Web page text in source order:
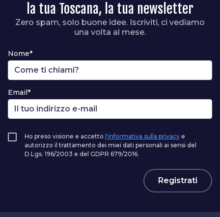
la tua Toscana, la tua newsletter
Zero spam, solo buone idee. Iscriviti, ci vediamo
una volta al mese.
Nome*
Email*
Ho preso visione e accetto l'informativa sulla privacy e
autorizzo il trattamento dei miei dati personali ai sensi del
D.Lgs. 196/2003 e del GDPR 679/2016.
Registrati